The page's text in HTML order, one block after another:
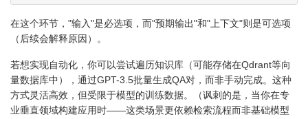
在这个环节，"输入"是必选项，而"预期输出"和"上下文"则是可选项
（后续会解释原因）。
若想实现自动化，你可以尝试遍历知识库（可能存储在Qdrant等向
量数据库中），通过GPT-3.5批量生成QA对，而非手动完成。这种
方式灵活高效，但受限于模型的训练数据。（讽刺的是，当你在专
业垂直领域构建应用时——这类场景更依赖检索流程而非基础模型